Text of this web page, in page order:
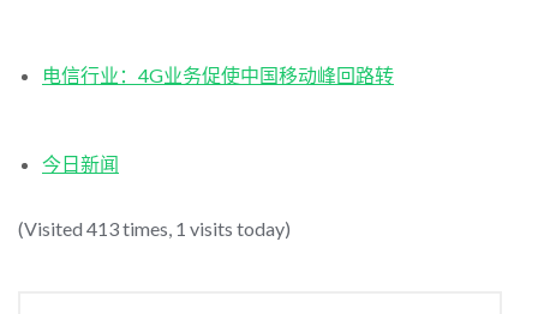
电信行业：4G业务促使中国移动峰回路转
今日新闻
(Visited 413 times, 1 visits today)